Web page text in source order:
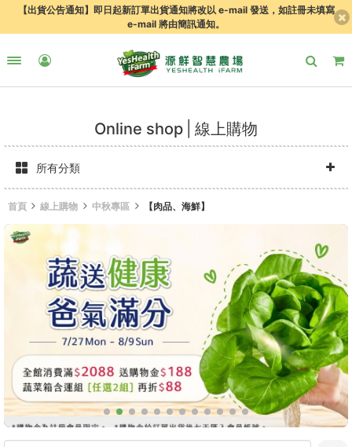
【出貨公告通知】即日起新訂單出貨通知將改以 e-mail 發送，如註冊未填寫
e-mail 將由簡訊通知。
Online shop 線上購物
所有分類
首頁 線上購物 中秋專區 【肉品、海鮮】